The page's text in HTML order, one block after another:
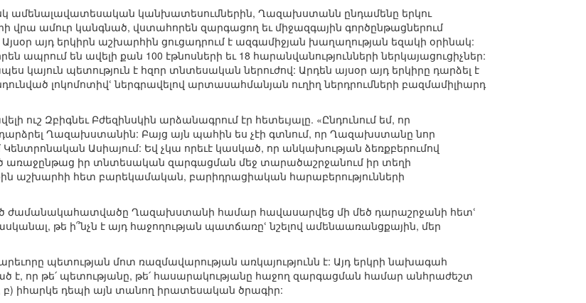
ամենալավատեսական կանխատեսումներին, Ղազախստանն ընդամենը երկու
վրա ամուր կանգնած, վստահորեն զարգացող եւ միջազգային գործընթացներում
այդ երկիրն աշխարհին ցուցադրում է ազգամիջյան խաղաղության եզակի օրինակ:
ապրում են ավելի քան 100 էթնոսների եւ 18 հարանվանությունների ներկայացուցիչներ:
կայուն պետություն է հզոր տնտեսական ներուժով: Արդեն այսօր այդ երկիրը դարձել է
լոկոմոտիվՙ ներգրավելով արտասահմանյան ուղիղ ներդրումների բազմամիլիարդ
ուշ Զբիգնեւ Բժեզինսկին արձանագրում էր հետեւյալը. «Ընդունում եմ, որ
Ղազախստանին: Բայց այն պահին ես չէի գտնում, որ Ղազախստանը նոր
Կենտրոնական Ասիայում: Եվ չկա որեւէ կասկած, որ անկախության ձեռքբերումով
առաջընթաց իր տնտեսական զարգացման մեջ տարածաշրջանում իր տեղի
աշխարհի հետ բարեկամական, բարիդրացիական հարաբերությունների
ժամանակահատվածը Ղազախստանի համար հավասարվեց մի մեծ դարաշրջանի հետՙ
թե ի՞նչն է այդ հաջողության պատճառըՙ նշելով ամենաառանցքային, մեր
պետության մոտ ռազմավարության առկայությունն է: Այդ երկրի նախագահ
է, որ թե՛ պետությանը, թե՛ հասարակությանը հաջող զարգացման համար անհրաժեշտ
իհարկե դեպի այն տանող իրատեսական ծրագիր: